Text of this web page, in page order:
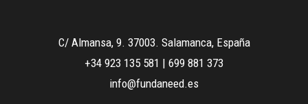
C/ Almansa, 9. 37003. Salamanca, España
+34 923 135 581 | 699 881 373
info@fundaneed.es